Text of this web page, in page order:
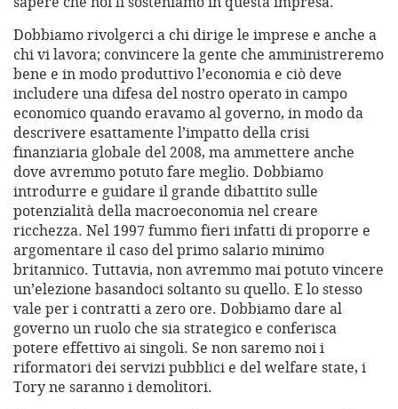
Dobbiamo rivolgerci a chi dirige le imprese e anche a
chi vi lavora; convincere la gente che amministreremo
bene e in modo produttivo l’economia e ciò deve
includere una difesa del nostro operato in campo
economico quando eravamo al governo, in modo da
descrivere esattamente l’impatto della crisi
finanziaria globale del 2008, ma ammettere anche
dove avremmo potuto fare meglio. Dobbiamo
introdurre e guidare il grande dibattito sulle
potenzialità della macroeconomia nel creare
ricchezza. Nel 1997 fummo fieri infatti di proporre e
argomentare il caso del primo salario minimo
britannico. Tuttavia, non avremmo mai potuto vincere
un’elezione basandoci soltanto su quello. E lo stesso
vale per i contratti a zero ore. Dobbiamo dare al
governo un ruolo che sia strategico e conferisca
potere effettivo ai singoli. Se non saremo noi i
riformatori dei servizi pubblici e del welfare state, i
Tory ne saranno i demolitori.